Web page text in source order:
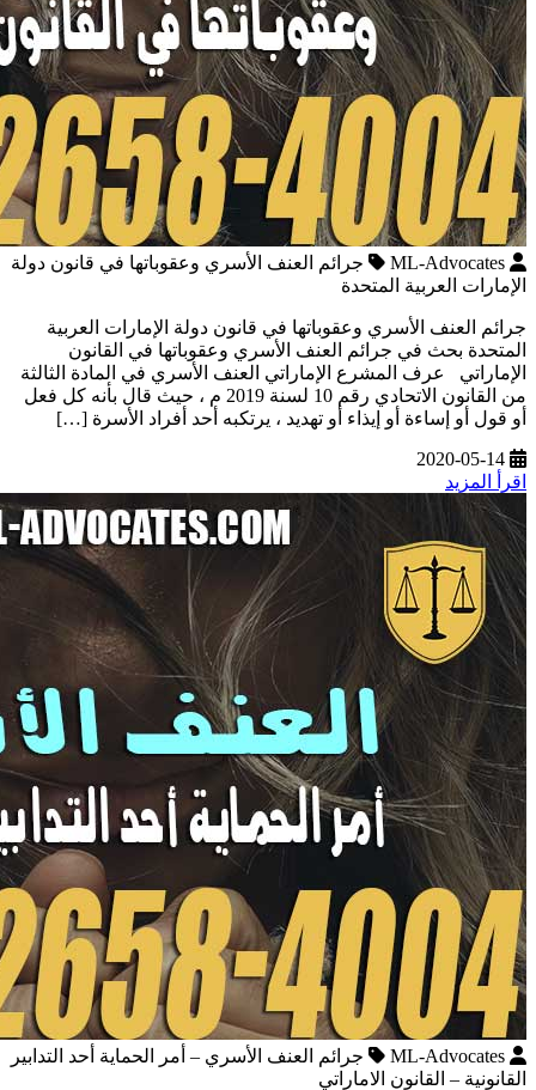
ML-Advocates
جرائم العنف الأسري وعقوباتها في قانون دولة
الإمارات العربية المتحدة
جرائم العنف الأسري وعقوباتها في قانون دولة الإمارات العربية
المتحدة بحث في جرائم العنف الأسري وعقوباتها في القانون
الإماراتي عرف المشرع الإماراتي العنف الأسري في المادة الثالثة
من القانون الاتحادي رقم 10 لسنة 2019 م ، حيث قال بأنه كل فعل
أو قول أو إساءة أو إيذاء أو تهديد ، يرتكبه أحد أفراد الأسرة […]
2020-05-14
اقرأ المزيد
ML-Advocates
جرائم العنف الأسري – أمر الحماية أحد التدابير
القانونية – القانون الاماراتي